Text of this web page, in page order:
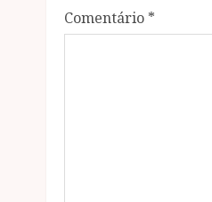
Comentário *